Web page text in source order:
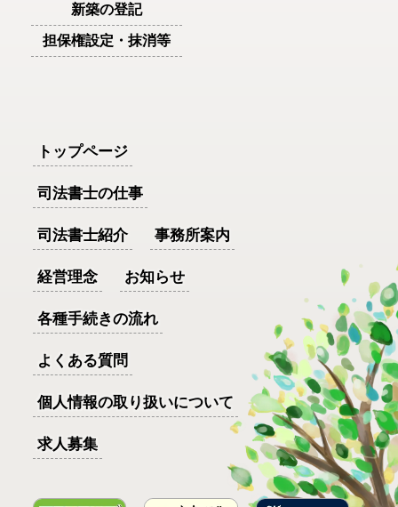
新築の登記
担保権設定・抹消等
トップページ
司法書士の仕事
司法書士紹介 事務所案内
経営理念 お知らせ
各種手続きの流れ
よくある質問
個人情報の取り扱いについて
求人募集